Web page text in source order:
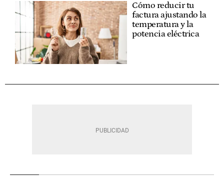
Cómo reducir tu
factura ajustando la
temperatura y la
potencia eléctrica